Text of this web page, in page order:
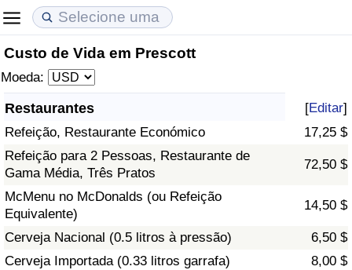
Custo de Vida em Prescott
Moeda:
Restaurantes [Editar]
Refeição, Restaurante Económico
17,25 $
Refeição para 2 Pessoas, Restaurante de
Gama Média, Três Pratos
72,50 $
McMenu no McDonalds (ou Refeição
Equivalente)
14,50 $
Cerveja Nacional (0.5 litros à pressão)
6,50 $
Cerveja Importada (0.33 litros garrafa)
8,00 $
Custo de Vida
Indicador de Custo de Vida
Indicador de Custo de Vida Por País
em Aqaba
Preços de Imóveis
Indicador de Preços de Imóveis
Indicador de Preços de Imóveis por País
Qualidade de Vida
Indicador de Qualidade de Vida (Atual)
Índice de qualidade de vida por país
Crime
Taxa do Indicador de Crime (Atual)